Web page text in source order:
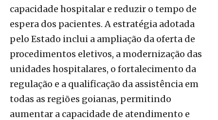
capacidade hospitalar e reduzir o tempo de
espera dos pacientes. A estratégia adotada
pelo Estado inclui a ampliação da oferta de
procedimentos eletivos, a modernização das
unidades hospitalares, o fortalecimento da
regulação e a qualificação da assistência em
todas as regiões goianas, permitindo
aumentar a capacidade de atendimento e